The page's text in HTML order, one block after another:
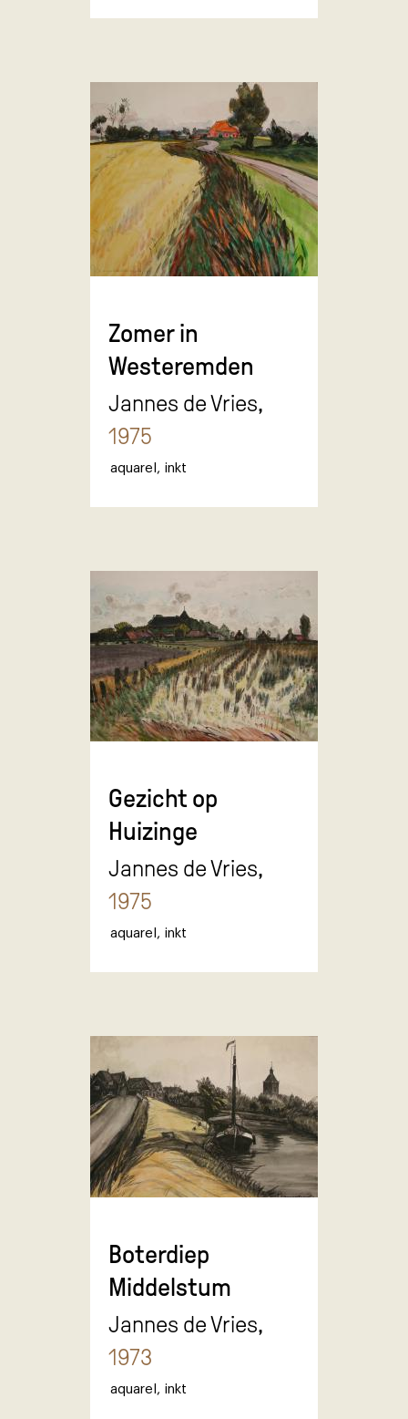
Zomer in
Westeremden
Jannes de Vries,
1975
aquarel , inkt
Gezicht op
Huizinge
Jannes de Vries,
1975
aquarel , inkt
Boterdiep
Middelstum
Jannes de Vries,
1973
aquarel , inkt